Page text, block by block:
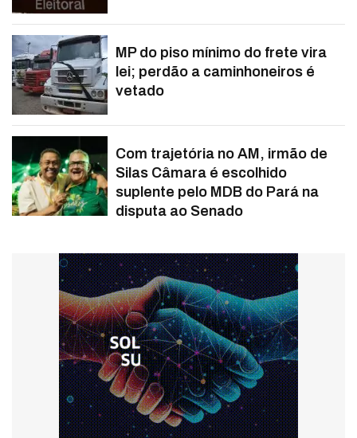
MP do piso mínimo do frete vira
lei; perdão a caminhoneiros é
vetado
Com trajetória no AM, irmão de
Silas Câmara é escolhido
suplente pelo MDB do Pará na
disputa ao Senado